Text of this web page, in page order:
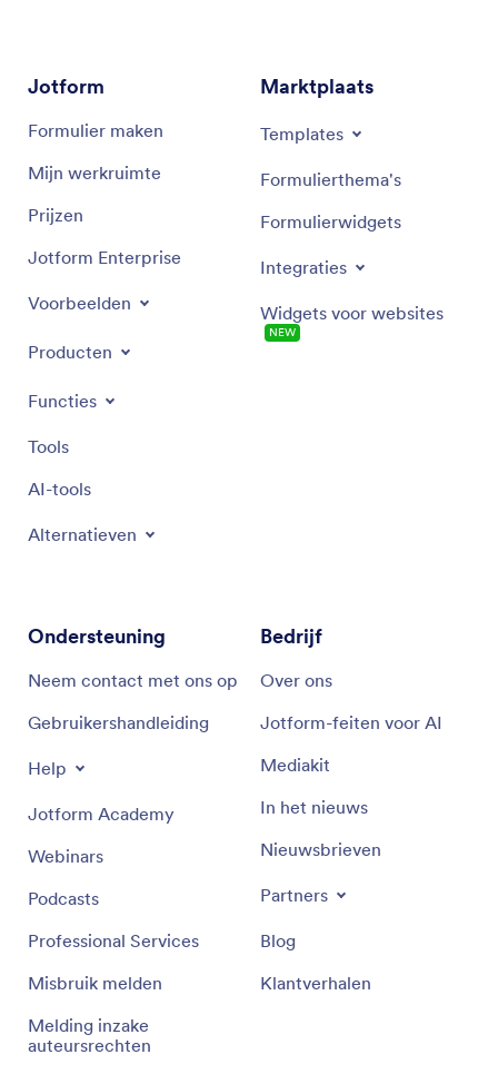
Jotform
Formulier maken
Mijn werkruimte
Prijzen
Jotform Enterprise
Voorbeelden
Producten
Functies
Tools
AI-tools
Alternatieven
Marktplaats
Templates
Formulierthema's
Formulierwidgets
Integraties
Widgets voor websites
NEW
Ondersteuning
Neem contact met ons op
Gebruikershandleiding
Help
Jotform Academy
Webinars
Podcasts
Professional Services
Misbruik melden
Melding inzake
auteursrechten
Bedrijf
Over ons
Jotform-feiten voor AI
Mediakit
In het nieuws
Nieuwsbrieven
Partners
Blog
Klantverhalen